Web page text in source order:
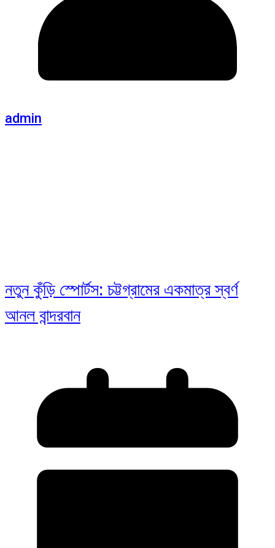
admin
নতুন কুঁড়ি স্পোর্টস: চট্টগ্রামের একমাত্র স্বর্ণ
আনল বান্দরবান